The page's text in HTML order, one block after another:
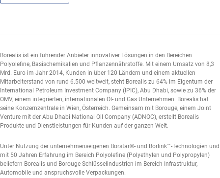
Borealis ist ein führender Anbieter innovativer Lösungen in den Bereichen
Polyolefine, Basischemikalien und Pflanzennährstoffe. Mit einem Umsatz von 8,3
Mrd. Euro im Jahr 2014, Kunden in über 120 Ländern und einem aktuellen
Mitarbeiterstand von rund 6.500 weltweit, steht Borealis zu 64% im Eigentum der
International Petroleum Investment Company (IPIC), Abu Dhabi, sowie zu 36% der
OMV, einem integrierten, internationalen Öl- und Gas Unternehmen. Borealis hat
seine Konzernzentrale in Wien, Österreich. Gemeinsam mit Borouge, einem Joint
Venture mit der Abu Dhabi National Oil Company (ADNOC), erstellt Borealis
Produkte und Dienstleistungen für Kunden auf der ganzen Welt.
Unter Nutzung der unternehmenseigenen Borstar®- und Borlink™-Technologien und
mit 50 Jahren Erfahrung im Bereich Polyolefine (Polyethylen und Polypropylen)
beliefern Borealis und Borouge Schlüsselindustrien im Bereich Infrastruktur,
Automobile und anspruchsvolle Verpackungen.